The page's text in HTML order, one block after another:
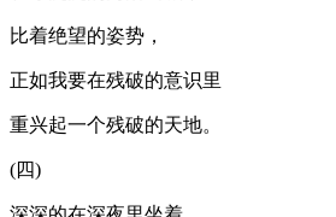
比着绝望的姿势，
正如我要在残破的意识里
重兴起一个残破的天地。
(四)